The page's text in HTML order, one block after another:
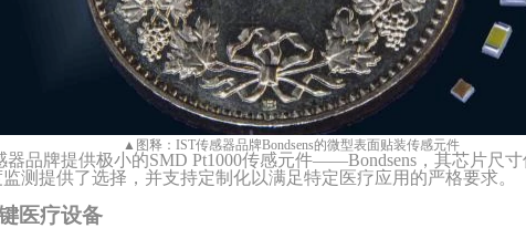
▲ 图释： IST传感器品牌Bondsens的微型表面贴装传感元件
器品牌提供极小的SMD Pt1000传感元件——Bondsens，其芯片尺寸
测提供了选择，并支持定制化以满足特定医疗应用的严格要求。
医疗设备